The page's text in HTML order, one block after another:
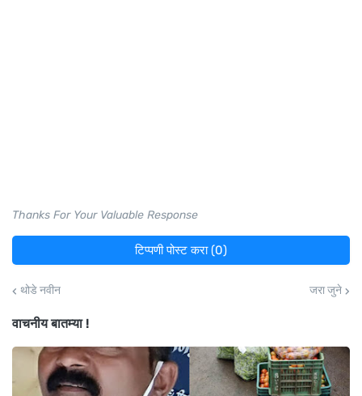
Thanks For Your Valuable Response
टिप्पणी पोस्ट करा (0)
थोडे नवीन जरा जुने
वाचनीय बातम्या !